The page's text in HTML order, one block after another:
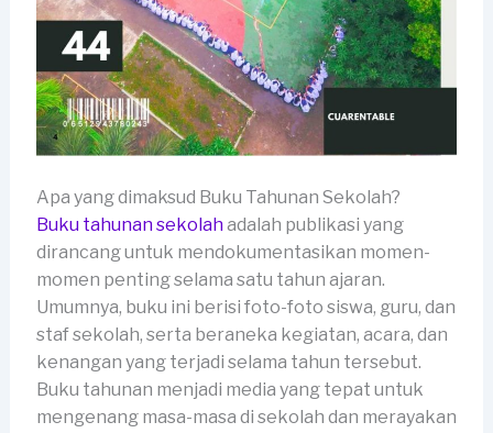
Apa yang dimaksud Buku Tahunan Sekolah?
Buku tahunan sekolahadalah publikasi yang
dirancang untuk mendokumentasikan momen-
momen penting selama satu tahun ajaran.
Umumnya, buku ini berisi foto-foto siswa, guru, dan
staf sekolah, serta beraneka kegiatan, acara, dan
kenangan yang terjadi selama tahun tersebut.
Buku tahunan menjadi media yang tepat untuk
mengenang masa-masa di sekolah dan merayakan